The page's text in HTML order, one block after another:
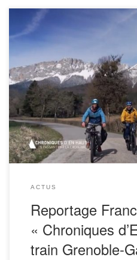
Notre association est
« Chroniques d’En Haut »
les dimanches sur France 3,
train Grenoble-Gap.
ACTUS
Reportage
« Chroniques
train Grenoble-